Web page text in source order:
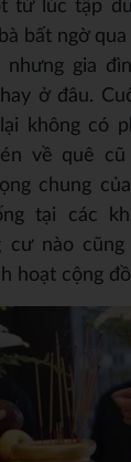
tử lúc tập
bất ngờ
nhưng gia
ở đâu.
không có
về quê
chung
tại các
cư nào
hoạt cộng